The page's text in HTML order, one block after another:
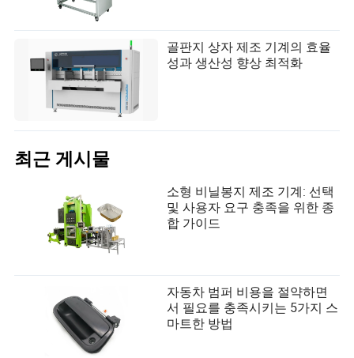
골판지 상자 제조 기계의 효율
성과 생산성 향상 최적화
최근 게시물
소형 비닐봉지 제조 기계: 선택
및 사용자 요구 충족을 위한 종
합 가이드
자동차 범퍼 비용을 절약하면
서 필요를 충족시키는 5가지 스
마트한 방법